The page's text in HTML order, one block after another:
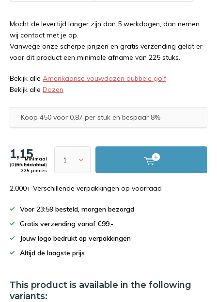
Mocht de levertijd langer zijn dan 5 werkdagen, dan nemen
wij contact met je op.
Vanwege onze scherpe prijzen en gratis verzending geldt er
voor dit product een minimale afname van 225 stuks.
Bekijk alle Amerikaanse vouwdozen dubbele golf
Bekijk alle Dozen
Koop 450 voor 0,87 per stuk en bespaar 8%
1,15
(0,95 Excl. btw)
Minimaal
bestelaantal:
225 pieces
2.000+ Verschillende verpakkingen op voorraad
Voor 23:59 besteld, morgen bezorgd
Gratis verzending vanaf €99,-
Jouw logo bedrukt op verpakkingen
Altijd de laagste prijs
This product is available in the following
variants: